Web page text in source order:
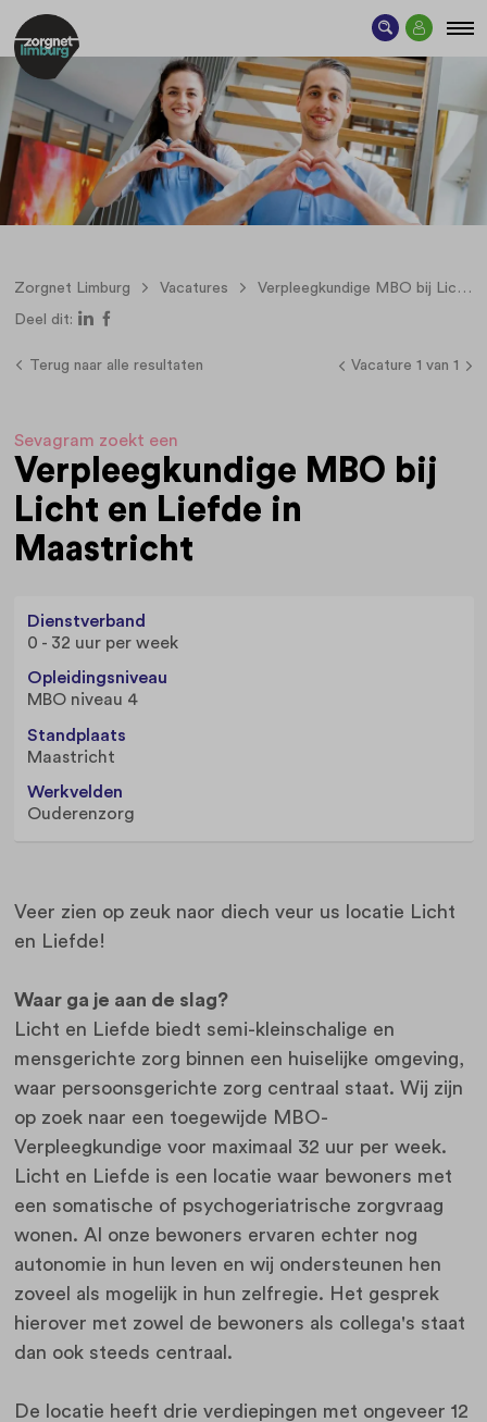
Zorgnet Limburg Vacatures Verpleegkundige MBO bij Licht en Liefde in Maastricht
Deel dit:
Terug naar alle resultaten Vacature 1 van 1
Sevagram zoekt een
Verpleegkundige MBO bij
Licht en Liefde in
Maastricht
Dienstverband
0 - 32 uur per week
Opleidingsniveau
MBO niveau 4
Standplaats
Maastricht
Werkvelden
Ouderenzorg
Veer zien op zeuk naor diech veur us locatie Licht
en Liefde!
Waar ga je aan de slag?
Licht en Liefde biedt semi-kleinschalige en
mensgerichte zorg binnen een huiselijke omgeving,
waar persoonsgerichte zorg centraal staat. Wij zijn
op zoek naar een toegewijde MBO-
Verpleegkundige voor maximaal 32 uur per week.
Licht en Liefde is een locatie waar bewoners met
een somatische of psychogeriatrische zorgvraag
wonen. Al onze bewoners ervaren echter nog
autonomie in hun leven en wij ondersteunen hen
zoveel als mogelijk in hun zelfregie. Het gesprek
hierover met zowel de bewoners als collega's staat
dan ook steeds centraal.
De locatie heeft drie verdiepingen met ongeveer 12